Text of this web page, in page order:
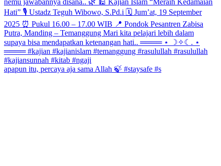
apapun itu, percaya aja sama Allah 🍃 #staysafe #s